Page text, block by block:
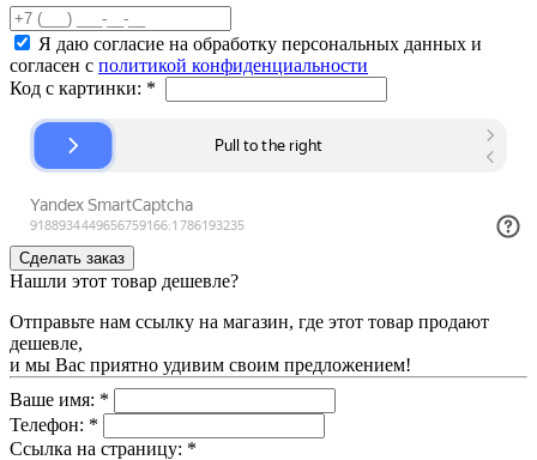
Я даю согласие на обработку персональных данных и
согласен с политикой конфиденциальности
Код с картинки: *
Нашли этот товар дешевле?
Отправьте нам ссылку на магазин, где этот товар продают
дешевле,
и мы Вас приятно удивим своим предложением!
Ваше имя: *
Телефон: *
Ссылка на страницу: *